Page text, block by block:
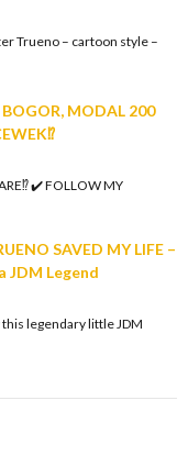
Trueno – cartoon style –
MODAL 200
✔️ FOLLOW MY
SAVED MY LIFE –
Legend
legendary little JDM